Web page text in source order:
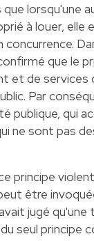
lorsqu'une
à louer,
que le
et de services
Par
publique, qui
ne sont pas
principe
être
jugé qu'une
seul principe